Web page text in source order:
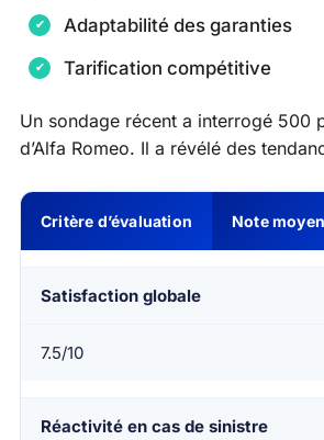
Adaptabilité des garanties
Tarification compétitive
Un sondage récent a interrogé 500
d’Alfa Romeo. Il a révélé des
Critère d’évaluation Note
Satisfaction globale
7.5/10
Réactivité en cas de sinistre